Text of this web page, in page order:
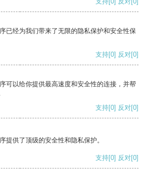
已经为我们带来了无限的隐私保护和安全性保
支持[0] 反对[0]
可以给你提供最高速度和安全性的连接，并帮
支持[0] 反对[0]
提供了顶级的安全性和隐私保护。
支持[0] 反对[0]